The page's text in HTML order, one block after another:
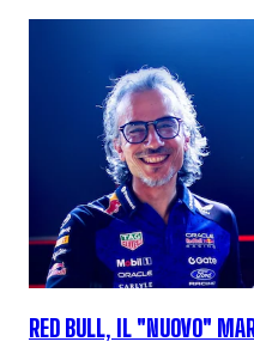
RED BULL, IL "NUOVO"